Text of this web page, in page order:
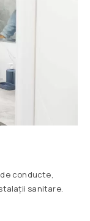
conducte,
sanitare.